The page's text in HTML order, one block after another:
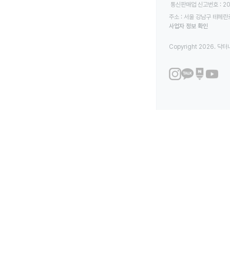
통신판매업 신고번호
주소 : 서울 강남구 테헤
사업자 정보 확인
Copyright 2026. 닥터